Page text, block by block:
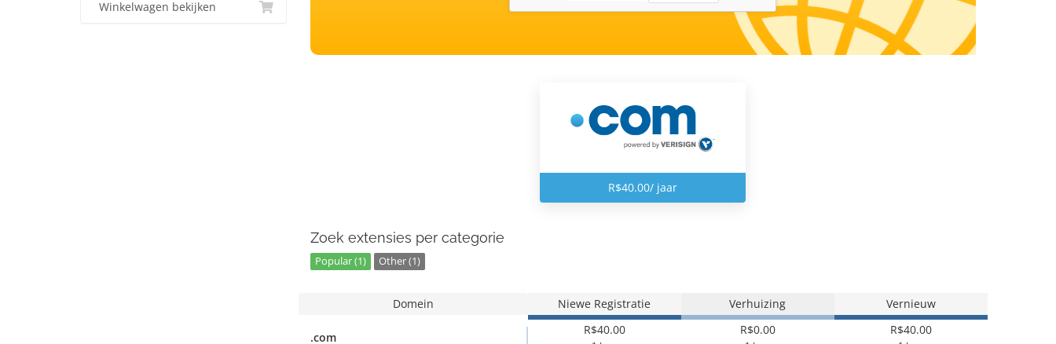
Winkelwagen bekijken
R$40.00/ jaar
Zoek extensies per categorie
Popular (1) Other (1)
Domein Niewe Registratie Verhuizing Vernieuw
.com
R$40.00 R$0.00 R$40.00